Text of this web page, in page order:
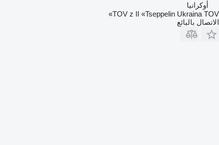
أوكرانيا
TOV z II «Tseppelin Ukraina TOV»
الاتصال بالبائع